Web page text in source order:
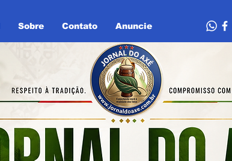
Sobre Contato Anuncie